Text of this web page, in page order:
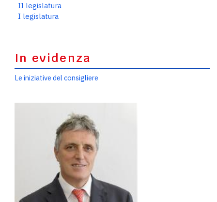
II legislatura
I legislatura
In evidenza
Le iniziative del consigliere